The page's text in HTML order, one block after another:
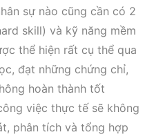
sự nào cũng cần có 2
skill) và kỹ năng mềm
thể hiện rất cụ thể qua
đạt những chứng chỉ,
hoàn thành tốt
việc thực tế sẽ không
phân tích và tổng hợp